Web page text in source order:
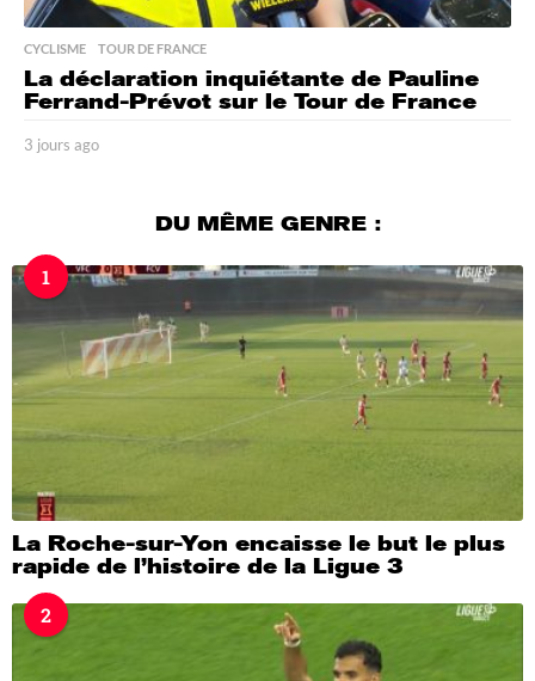
CYCLISME ,TOUR DE FRANCE
La déclaration inquiétante de Pauline
Ferrand-Prévot sur le Tour de France
3 jours ago
a
o
DU MÊME GENRE :
1
La Roche-sur-Yon encaisse le but le plus
rapide de l’histoire de la Ligue 3
2